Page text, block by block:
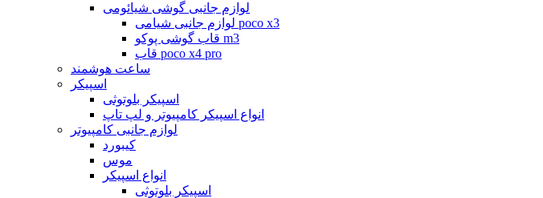
لوازم جانبی گوشی شیائومی
لوازم جانبی شیامی poco x3
قاب گوشی پوکو m3
قاب poco x4 pro
ساعت هوشمند
اسپیکر
اسپیکر بلوتوثی
انواع اسپیکر کامپیوتر و لپ تاپ
لوازم جانبی کامپیوتر
کیبورد
موس
انواع اسپیکر
اسپیکر بلوتوثی